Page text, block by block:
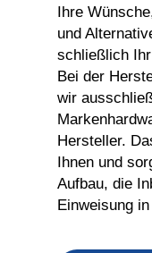
Ihre
und
schließlich
Bei der
wir
Hersteller.
Ihnen und
Aufbau, die
Einweisung